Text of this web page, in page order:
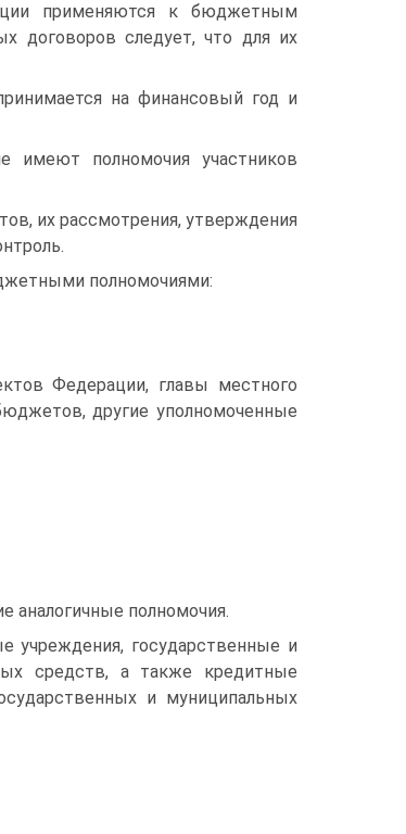
применяются к бюджетным
договоров следует, что для их
на финансовый год и
имеют полномочия участников
их рассмотрения, утверждения
полномочиями:
Федерации, главы местного
другие уполно­моченные
аналогичные полномочия.
учреждения, государственные и
средств, а также кре­дитные
и муниципальных